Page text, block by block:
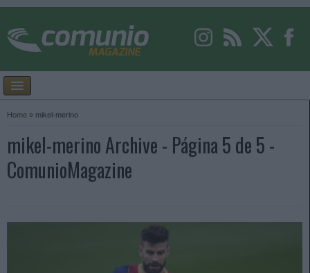
Home » mikel-merino
mikel-merino Archive - Página 5 de 5 -
ComunioMagazine